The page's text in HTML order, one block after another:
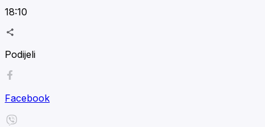
18:10
Podijeli
Facebook